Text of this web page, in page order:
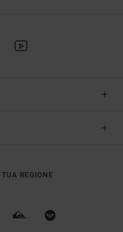
REGIONE